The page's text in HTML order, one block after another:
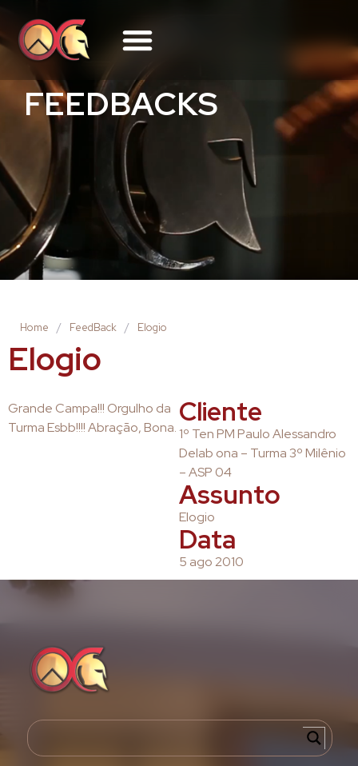
FEEDBACKS
Home / FeedBack / Elogio
Elogio
Grande Campa!!! Orgulho da
Turma Esbb!!!! Abração, Bona. Cliente
1º Ten PM Paulo Alessandro
Delab ona – Turma 3º Milênio
– ASP 04
Assunto
Elogio
Data
5 ago 2010